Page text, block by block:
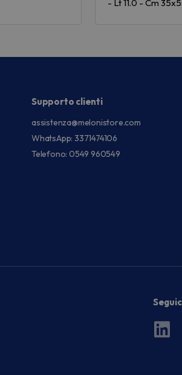
- Lt 11.0 - Cm
Supporto clienti
assistenza@melonistore.com
WhatsApp: 3371474106
Telefono: 0549 960549